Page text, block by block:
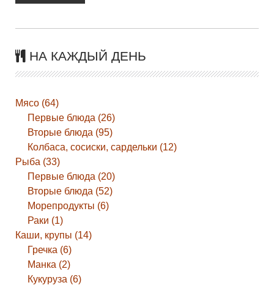
НА КАЖДЫЙ ДЕНЬ
Мясо (64)
Первые блюда (26)
Вторые блюда (95)
Колбаса, сосиски, сардельки (12)
Рыба (33)
Первые блюда (20)
Вторые блюда (52)
Морепродукты (6)
Раки (1)
Каши, крупы (14)
Гречка (6)
Манка (2)
Кукуруза (6)